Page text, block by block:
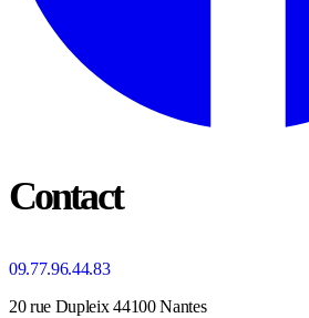
Contact
09.77.96.44.83
20 rue Dupleix 44100 Nantes